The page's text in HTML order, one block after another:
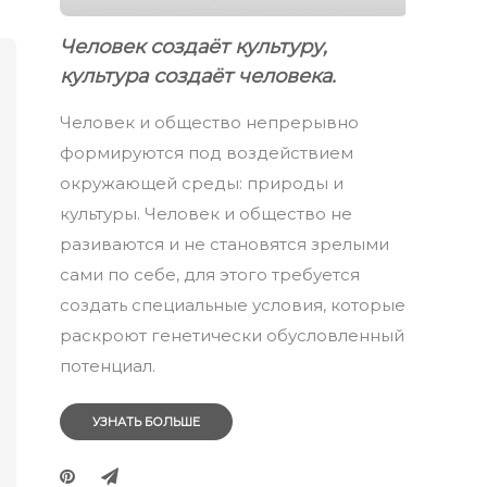
Человек создаёт культуру,
культура создаёт человека.
Человек и общество непрерывно
формируются под воздействием
окружающей среды: природы и
культуры. Человек и общество не
разиваются и не становятся зрелыми
сами по себе, для этого требуется
создать специальные условия, которые
раскроют генетически обусловленный
потенциал.
УЗНАТЬ БОЛЬШЕ